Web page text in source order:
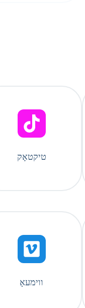
טיקטאָק
ווימעאָ